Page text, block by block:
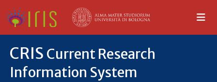
CRIS Current Research
Information System